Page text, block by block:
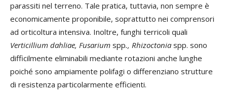
parassiti nel terreno. Tale pratica, tuttavia, non sempre è
economicamente proponibile, soprattutto nei comprensori
ad orticoltura intensiva. Inoltre, funghi terricoli quali
Verticillium dahliae, Fusarium spp., Rhizoctonia spp. sono
difficilmente eliminabili mediante rotazioni anche lunghe
poiché sono ampiamente polifagi o differenziano strutture
di resistenza particolarmente efficienti.